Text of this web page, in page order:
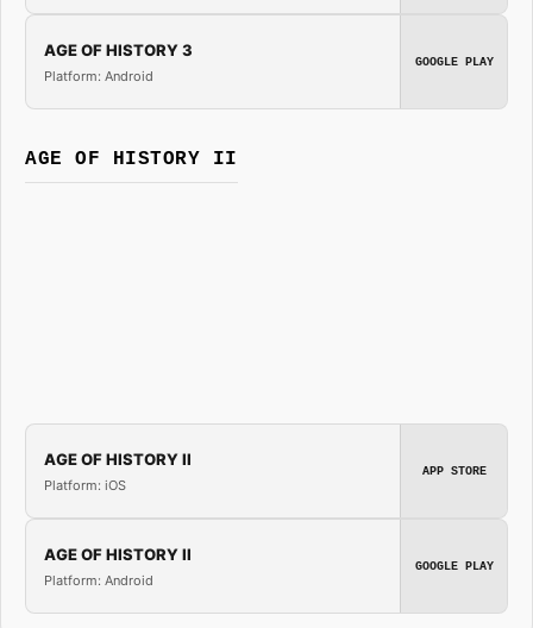
AGE OF HISTORY 3
Platform: Android
GOOGLE PLAY
AGE OF HISTORY II
AGE OF HISTORY II
Platform: iOS
APP STORE
AGE OF HISTORY II
Platform: Android
GOOGLE PLAY